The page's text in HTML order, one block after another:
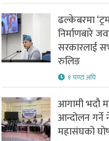
ढल्केबरमा
निर्माणबारे
सरकारलाई
रुलिङ
१ घण्टा अघि
आगामी भदौ
आन्दोलन गर्ने
महासंघको